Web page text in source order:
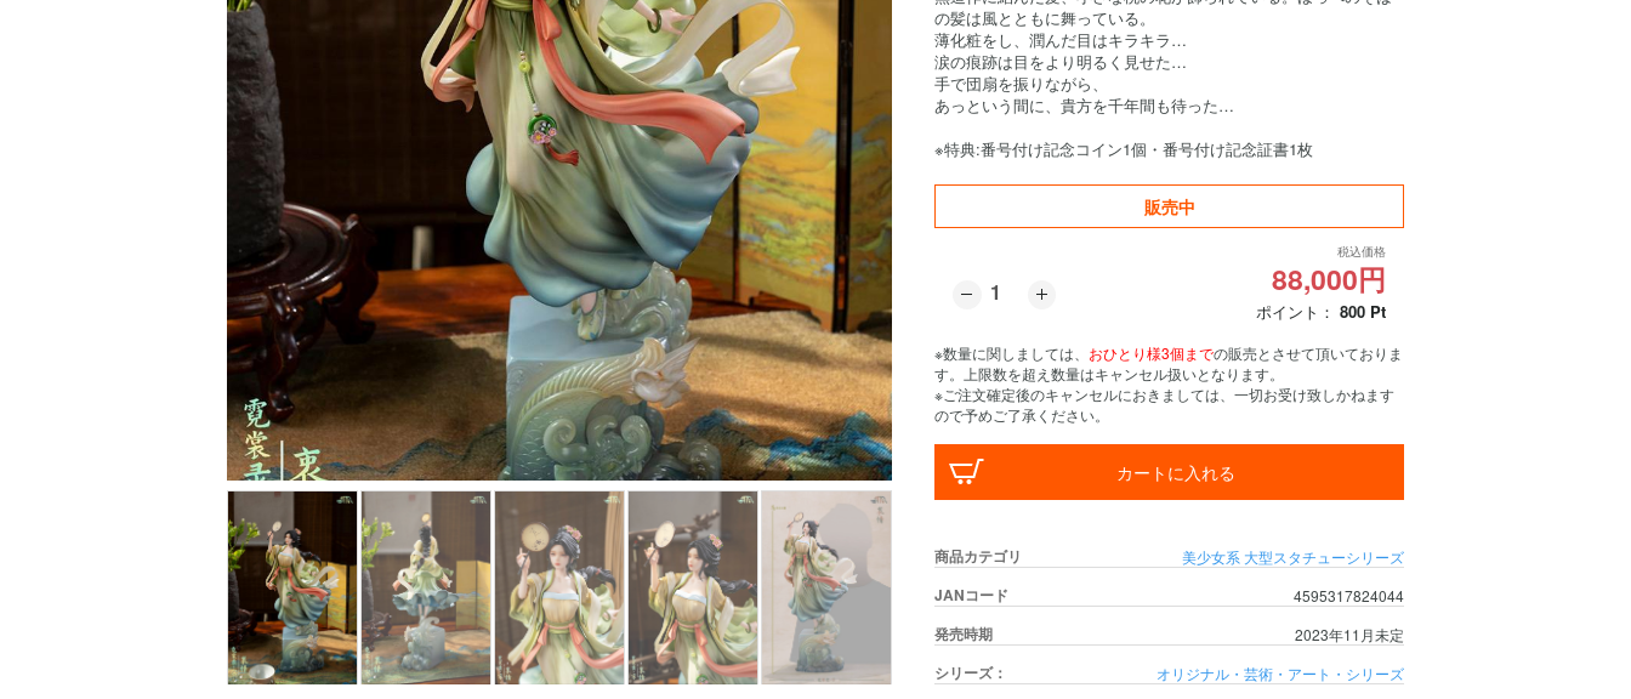
の髪は風とともに舞っている。
薄化粧をし、潤んだ目はキラキラ…
涙の痕跡は目をより明るく見せた…
手で団扇を振りながら、
あっという間に、貴方を千年間も待った…
※特典:番号付け記念コイン1個・番号付け記念証書1枚
販売中
税込価格
88,000円
ポイント： 800 Pt
※数量に関しましては、 おひとり様3個までの販売とさせて頂いておりま
す。上限数を超え数量はキャンセル扱いとなります。
※ご注文確定後のキャンセルにおきましては、一切お受け致しかねます
ので予めご了承ください。
カートに入れる
商品カテゴリ 美少女系 大型スタチューシリーズ
JANコード 4595317824044
発売時期 2023年11月未定
シリーズ： オリジナル・芸術・アート・シリーズ